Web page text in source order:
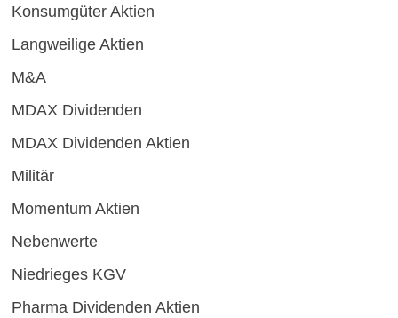
Konsumgüter Aktien
Langweilige Aktien
M&A
MDAX Dividenden
MDAX Dividenden Aktien
Militär
Momentum Aktien
Nebenwerte
Niedrieges KGV
Pharma Dividenden Aktien